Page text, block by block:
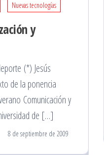
Nuevas tecnologías
y
(*) Jesús
de la ponencia
Comunicación y
de […]
8 de septiembre de 2009